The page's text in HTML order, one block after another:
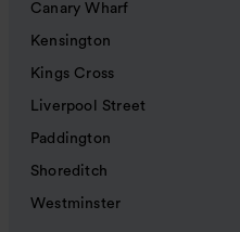
Canary Wharf
Kensington
Kings Cross
Liverpool Street
Paddington
Shoreditch
Westminster